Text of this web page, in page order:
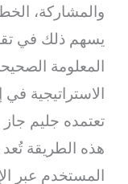
والمشاركة،
يسهم ذلك في
المعلومة
الاستراتيجية
تعتمده جليم جاز
هذه الطريقة
المستخدم عبر